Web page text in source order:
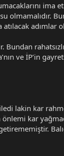
olmamalıdır.
atılacak
ve İP’in
lakin kar
kar